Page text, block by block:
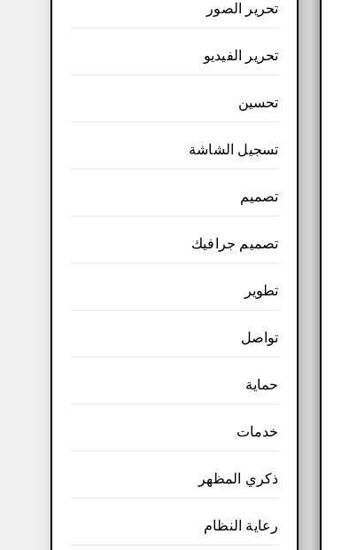
تحرير الصور
تحرير الفيديو
تحسين
تسجيل الشاشة
تصميم
تصميم جرافيك
تطوير
تواصل
حماية
خدمات
ذكري المظهر
رعاية النظام